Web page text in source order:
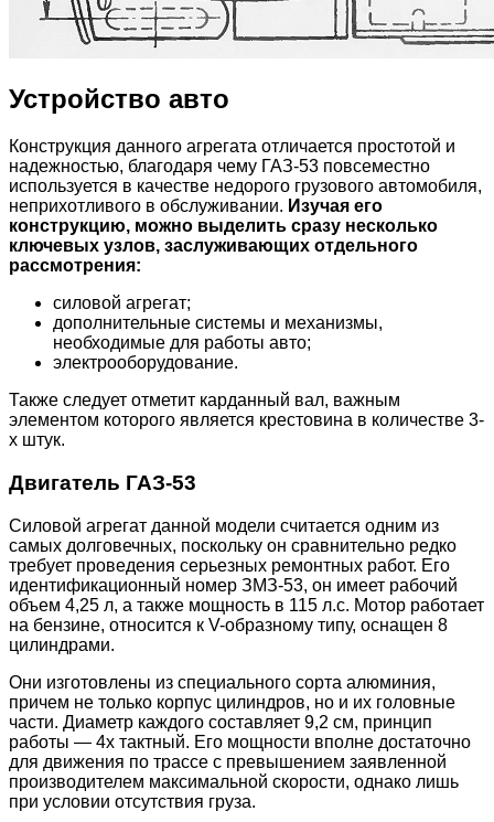
Устройство авто
Конструкция данного агрегата отличается простотой и
надежностью, благодаря чему ГАЗ-53 повсеместно
используется в качестве недорого грузового автомобиля,
неприхотливого в обслуживании. Изучая его
конструкцию, можно выделить сразу несколько
ключевых узлов, заслуживающих отдельного
рассмотрения:
силовой агрегат;
дополнительные системы и механизмы,
необходимые для работы авто;
электрооборудование.
Также следует отметит карданный вал, важным
элементом которого является крестовина в количестве 3-
х штук.
Двигатель ГАЗ-53
Силовой агрегат данной модели считается одним из
самых долговечных, поскольку он сравнительно редко
требует проведения серьезных ремонтных работ. Его
идентификационный номер ЗМЗ-53, он имеет рабочий
объем 4,25 л, а также мощность в 115 л.с. Мотор работает
на бензине, относится к V-образному типу, оснащен 8
цилиндрами.
Они изготовлены из специального сорта алюминия,
причем не только корпус цилиндров, но и их головные
части. Диаметр каждого составляет 9,2 см, принцип
работы — 4х тактный. Его мощности вполне достаточно
для движения по трассе с превышением заявленной
производителем максимальной скорости, однако лишь
при условии отсутствия груза.